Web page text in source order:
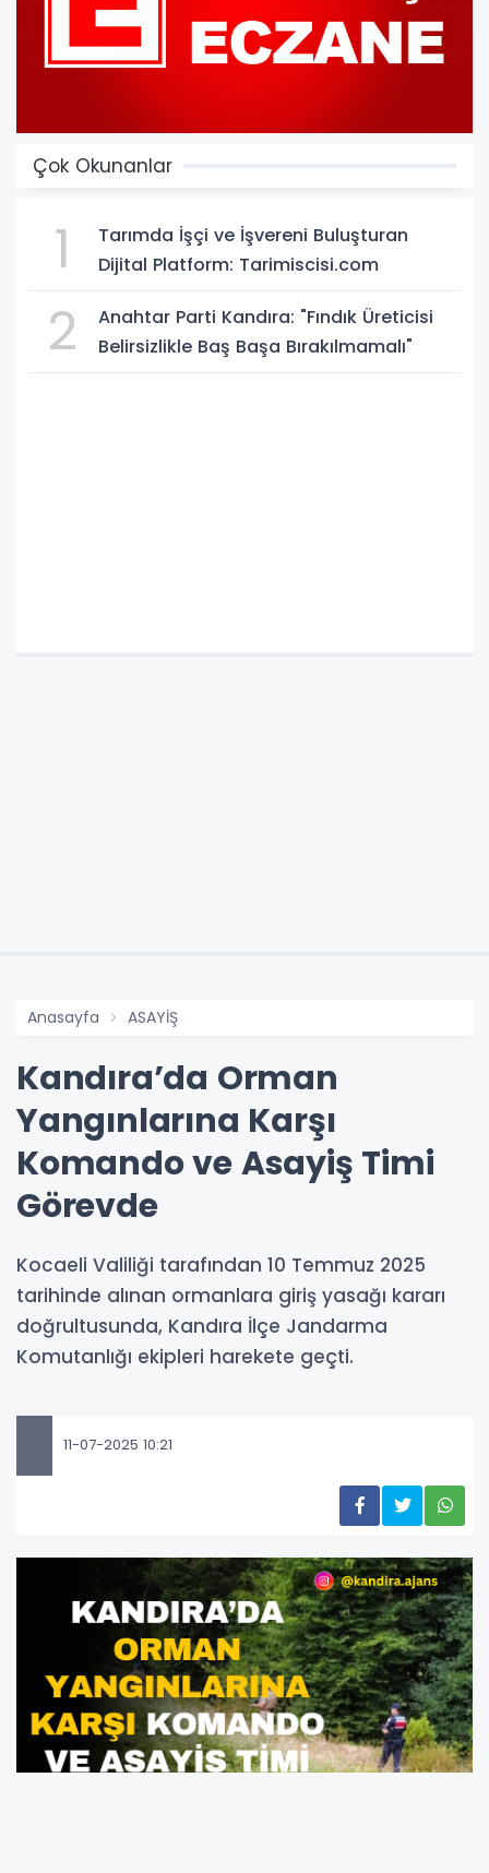
Çok Okunanlar
1
Tarımda İşçi ve İşvereni Buluşturan
Dijital Platform: Tarimiscisi.com
2
Anahtar Parti Kandıra: "Fındık Üreticisi
Belirsizlikle Baş Başa Bırakılmamalı"
Anasayfa ASAYİŞ
Kandıra’da Orman
Yangınlarına Karşı
Komando ve Asayiş Timi
Görevde
Kocaeli Valiliği tarafından 10 Temmuz 2025
tarihinde alınan ormanlara giriş yasağı kararı
doğrultusunda, Kandıra İlçe Jandarma
Komutanlığı ekipleri harekete geçti.
11-07-2025 10:21